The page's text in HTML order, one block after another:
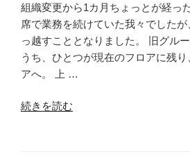
記
Act1「始
ま
り
は
タ
組織変更から1カ月ちょっとが経っ
席で業務を続けていた我々でした
っ越すこととなりました。 旧グル
うち、ひとつが現在のフロアに残
アへ。 上 …
“思
続きを読む